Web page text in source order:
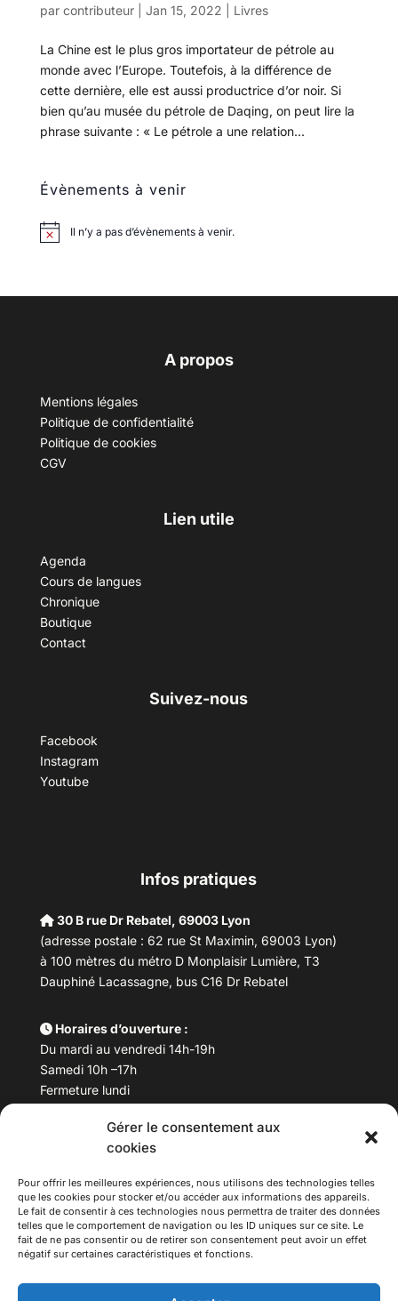
Gérer le consentement aux
cookies
Pour offrir les meilleures expériences, nous utilisons des technologies telles
que les cookies pour stocker et/ou accéder aux informations des appareils.
Le fait de consentir à ces technologies nous permettra de traiter des données
telles que le comportement de navigation ou les ID uniques sur ce site. Le
fait de ne pas consentir ou de retirer son consentement peut avoir un effet
négatif sur certaines caractéristiques et fonctions.
par contributeur| Jan 15, 2022 Livres
La Chine est le plus gros importateur de pétrole au
monde avec l’Europe. Toutefois, à la différence de
cette dernière, elle est aussi productrice d’or noir. Si
bien qu’au musée du pétrole de Daqing, on peut lire la
phrase suivante : « Le pétrole a une relation...
Évènements à venir
Il n’y a pas d’évènements à venir.
A propos
Mentions légales
Politique de confidentialité
Politique de cookies
CGV
Lien utile
Agenda
Cours de langues
Chronique
Boutique
Contact
Suivez-nous
Facebook
Instagram
Youtube
Infos pratiques
30 B rue Dr Rebatel, 69003 Lyon
(adresse postale : 62 rue St Maximin, 69003 Lyon)
à 100 mètres du métro D Monplaisir Lumière, T3
Dauphiné Lacassagne, bus C16 Dr Rebatel
Horaires d’ouverture :
Du mardi au vendredi 14h-19h
Samedi 10h –17h
Fermeture lundi
Téléphone : 04 78 53 06 40
maisondesculturesasiatiques@asiexpo.com